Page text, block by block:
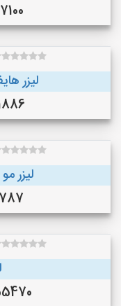
لیزر
لیزر